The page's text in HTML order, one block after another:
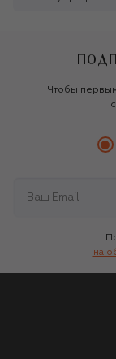
Чтобы
на